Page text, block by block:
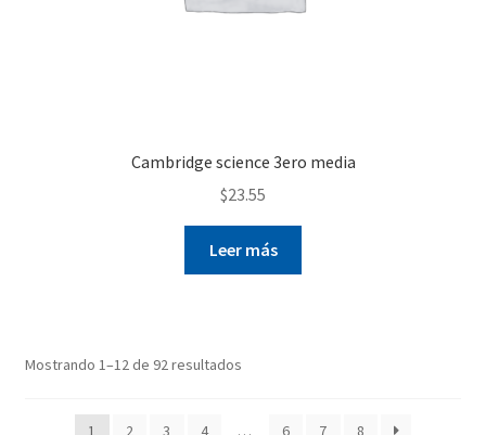
Cambridge science 3ero media
$23.55
Leer más
Mostrando 1–12 de 92 resultados
1 2 3 4 … 6 7 8